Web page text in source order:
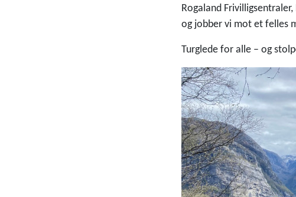
Rogaland
og jobber vi mot et felles
Turglede for alle – og